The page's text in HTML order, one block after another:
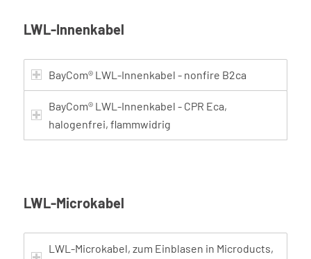
LWL-Innenkabel
BayCom® LWL-Innenkabel - nonfire B2ca
BayCom® LWL-Innenkabel - CPR Eca,
halogenfrei, flammwidrig
LWL-Microkabel
LWL-Microkabel, zum Einblasen in Microducts,